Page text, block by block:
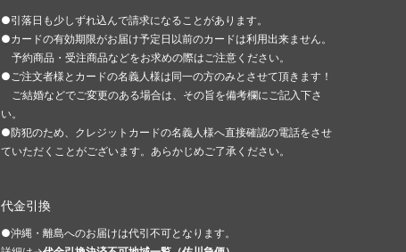
●引落日も少しずれ込んで請求になることがあります。
●カードの有効期限がお届け予定日以前のカードは利用出来ません。
予約商品・受注商品などをお求めの際はご注意ください。
●ご注文者様とカードの名義人様は同一の方のみとさせて頂きます！
ご結婚などでご変更のある場合は、その旨を備考欄にご記入下さ
い。
●防犯のため、クレジットカードの名義人様へ直接確認の電話をさせ
ていただくことがございます。あらかじめご了承ください。
代金引換
●沖縄・離島へのお届けは代引不可となります。